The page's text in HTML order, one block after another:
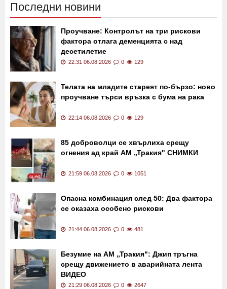
Последни новини
Проучване: Контролът на три рискови
фактора отлага деменцията с над
десетилетие
22:31 06.08.2026 0 129
Телата на младите стареят по-бързо: ново
проучване търси връзка с бума на рака
22:14 06.08.2026 0 129
85 доброволци се хвърлиха срещу
огнения ад край АМ „Тракия" СНИМКИ
21:59 06.08.2026 0 1051
Опасна комбинация след 50: Два фактора
се оказаха особено рискови
21:44 06.08.2026 0 481
Безумие на АМ „Тракия": Джип тръгна
срещу движението в аварийната лента
ВИДЕО
21:29 06.08.2026 0 2647